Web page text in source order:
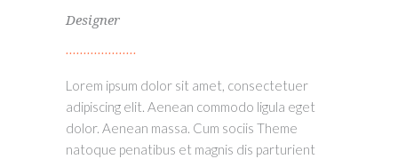
Designer
Lorem ipsum dolor sit amet, consectetuer
adipiscing elit. Aenean commodo ligula eget
dolor. Aenean massa. Cum sociis Theme
natoque penatibus et magnis dis parturient